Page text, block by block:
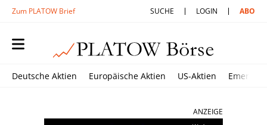
Zum PLATOW Brief SUCHE LOGIN ABO
Deutsche Aktien Europäische Aktien US-Aktien
ANZEIGE